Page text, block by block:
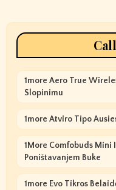
1more Aero True
Slopinimu
1more Atviro Tipo
1More Comfobuds Mini
Poništavanjem Buke
1more Evo Tikros